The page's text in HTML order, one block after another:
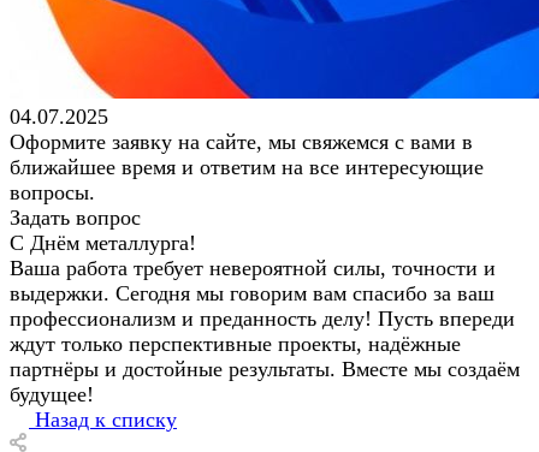
04.07.2025
Оформите заявку на сайте, мы свяжемся с вами в
ближайшее время и ответим на все интересующие
вопросы.
Задать вопрос
С Днём металлурга!
Ваша работа требует невероятной силы, точности и
выдержки. Сегодня мы говорим вам спасибо за ваш
профессионализм и преданность делу! Пусть впереди
ждут только перспективные проекты, надёжные
партнёры и достойные результаты. Вместе мы создаём
будущее!
Назад к списку